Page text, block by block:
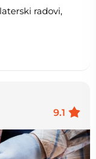
radovi,
9.1